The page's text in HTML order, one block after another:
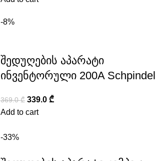
-8%
შედუღების აპარატი
ინვენტორული 200A Schpindel
369.0₾ 339.0 ₾
Add to cart
-33%